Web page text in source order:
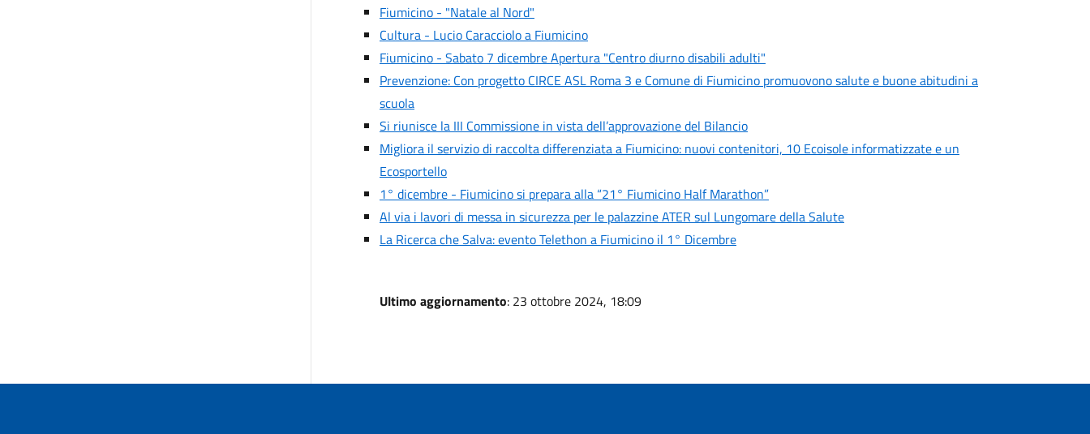
Fiumicino - "Natale al Nord"
Cultura - Lucio Caracciolo a Fiumicino
Fiumicino - Sabato 7 dicembre Apertura "Centro diurno disabili adulti"
Prevenzione: Con progetto CIRCE ASL Roma 3 e Comune di Fiumicino promuovono salute e buone abitudini a
scuola
Si riunisce la III Commissione in vista dell’approvazione del Bilancio
Migliora il servizio di raccolta differenziata a Fiumicino: nuovi contenitori, 10 Ecoisole informatizzate e un
Ecosportello
1° dicembre - Fiumicino si prepara alla “21° Fiumicino Half Marathon”
Al via i lavori di messa in sicurezza per le palazzine ATER sul Lungomare della Salute
La Ricerca che Salva: evento Telethon a Fiumicino il 1° Dicembre
Ultimo aggiornamento: 23 ottobre 2024, 18:09